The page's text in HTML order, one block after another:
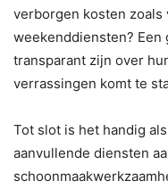
verborgen kosten
weekenddiensten?
transparant zijn over
verrassingen komt te
Tot slot is het handig
aanvullende diensten